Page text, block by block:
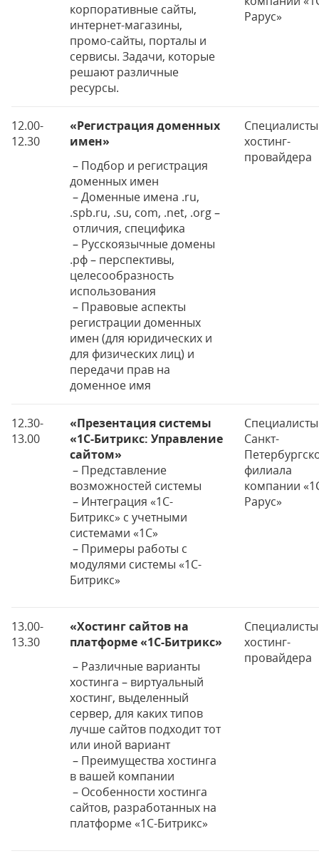
корпоративные сайты,
интернет-магазины,
промо-сайты, порталы и
сервисы. Задачи, которые
решают различные
ресурсы.
Рарус»
12.00-
12.30
«Регистрация доменных
имен»
– Подбор и регистрация
доменных имен
– Доменные имена .ru,
.spb.ru, .su, com, .net, .org –
отличия, специфика
– Русскоязычные домены
.рф – перспективы,
целесообразность
использования
– Правовые аспекты
регистрации доменных
имен (для юридических и
для физических лиц) и
передачи прав на
доменное имя
Специалисты
хостинг-
провайдера
12.30-
13.00
«Презентация системы
«1С-Битрикс: Управление
сайтом»
– Представление
возможностей системы
– Интеграция «1С-
Битрикс» с учетными
системами «1С»
– Примеры работы с
модулями системы «1С-
Битрикс»
Специалисты
Санкт-
филиала
компании
Рарус»
13.00-
13.30
«Хостинг сайтов на
платформе«1С-Битрикс»
– Различные варианты
хостинга – виртуальный
хостинг, выделенный
сервер, для каких типов
лучше сайтов подходит тот
или иной вариант
– Преимущества хостинга
в вашей компании
– Особенности хостинга
сайтов, разработанных на
платформе «1С-Битрикс»
Специалисты
хостинг-
провайдера